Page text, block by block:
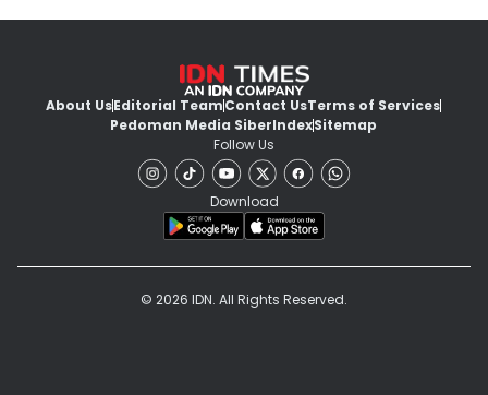
About UsEditorial TeamContact UsTerms of Services
Pedoman Media SiberIndexSitemap
Follow Us
Download
© 2026 IDN. All Rights Reserved.